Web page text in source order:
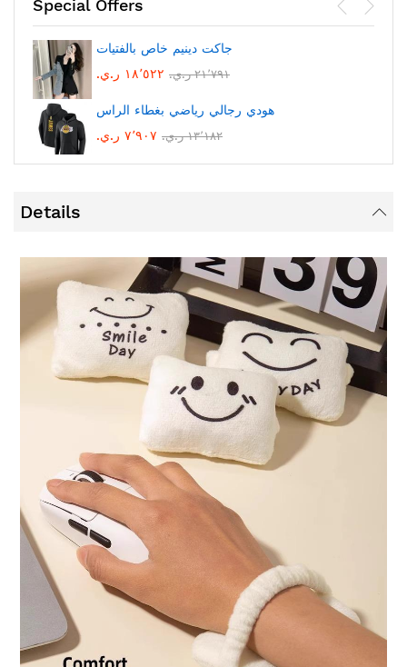
Special Offers
جاكت دينيم خاص بالفتيات
١٨٬٥٢٢ ر.ي.‏
٢١٬٧٩١ ر.ي.‏
هودي رجالي رياضي بغطاء الراس
٧٬٩٠٧ ر.ي.‏
١٣٬١٨٢ ر.ي.‏
Details